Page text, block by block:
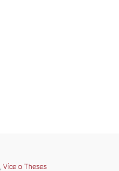
, Více o Theses